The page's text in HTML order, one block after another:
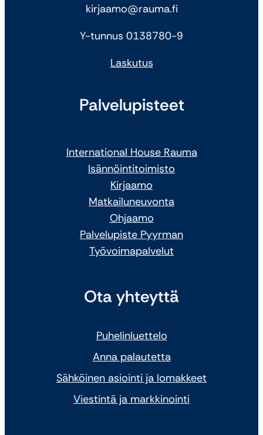
kirjaamo@rauma.fi
Y-tunnus 0138780-9
Laskutus
Palvelupisteet
International House Rauma
Isännöintitoimisto
Kirjaamo
Matkailuneuvonta
Ohjaamo
Palvelupiste Pyyrman
Työvoimapalvelut
Ota yhteyttä
Puhelinluettelo
Anna palautetta
Sähköinen asiointi ja lomakkeet
Viestintä ja markkinointi